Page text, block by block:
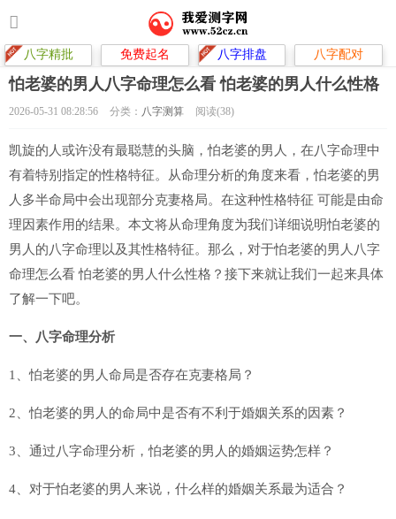
八字精批 免费起名 八字排盘 八字配对
怕老婆的男人八字命理怎么看 怕老婆的男人什么性格
2026-05-31 08:28:56 分类： 八字测算 阅读(38)
凯旋的人或许没有最聪慧的头脑，怕老婆的男人，在八字命理中
有着特别指定的性格特征。从命理分析的角度来看，怕老婆的男
人多半命局中会出现部分克妻格局。在这种性格特征 可能是由命
理因素作用的结果。本文将从命理角度为我们详细说明怕老婆的
男人的八字命理以及其性格特征。那么，对于怕老婆的男人八字
命理怎么看 怕老婆的男人什么性格？接下来就让我们一起来具体
了解一下吧。
一、八字命理分析
1、怕老婆的男人命局是否存在克妻格局？
2、怕老婆的男人的命局中是否有不利于婚姻关系的因素？
3、通过八字命理分析，怕老婆的男人的婚姻运势怎样？
4、对于怕老婆的男人来说，什么样的婚姻关系最为适合？